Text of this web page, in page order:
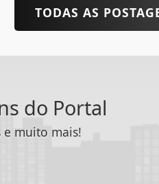
TODAS AS
do Portal
e muito mais!